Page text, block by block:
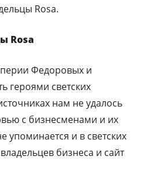
Rosа.
Rosа
Федоровых и
героями светских
нам не удалось
с бизнесменами и их
упоминается и в светских
бизнеса и сайт